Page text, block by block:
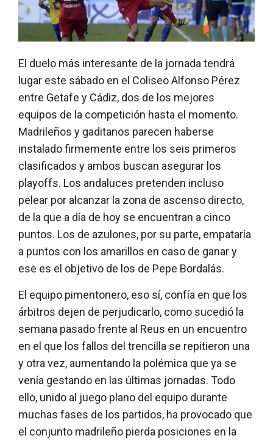
El duelo más interesante de la jornada tendrá
lugar este sábado en el Coliseo Alfonso Pérez
entre Getafe y Cádiz, dos de los mejores
equipos de la competición hasta el momento.
Madrileños y gaditanos parecen haberse
instalado firmemente entre los seis primeros
clasificados y ambos buscan asegurar los
playoffs. Los andaluces pretenden incluso
pelear por alcanzar la zona de ascenso directo,
de la que a día de hoy se encuentran a cinco
puntos. Los de azulones, por su parte, empataría
a puntos con los amarillos en caso de ganar y
ese es el objetivo de los de Pepe Bordalás.
El equipo pimentonero, eso sí, confía en que los
árbitros dejen de perjudicarlo, como sucedió la
semana pasado frente al Reus en un encuentro
en el que los fallos del trencilla se repitieron una
y otra vez, aumentando la polémica que ya se
venía gestando en las últimas jornadas. Todo
ello, unido al juego plano del equipo durante
muchas fases de los partidos, ha provocado que
el conjunto madrileño pierda posiciones en la